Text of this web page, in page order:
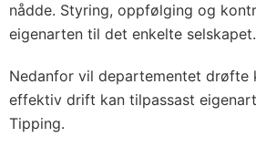
nådde. Styring, oppfølging og
eigenarten til det enkelte selskapet.
Nedanfor vil departementet drøfte
effektiv drift kan tilpassast
Tipping.